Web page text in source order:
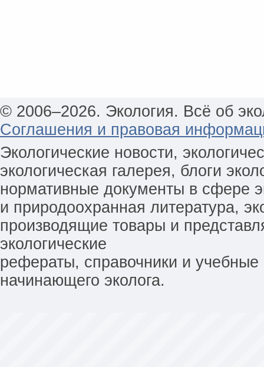
© 2006–2026. Экология. Всё об
Соглашения и правовая
Экологические новости,
экологическая галерея, блоги
нормативные документы в сфере
и природоохранная литература,
производящие товары и
экологические
рефераты, справочники и
начинающего эколога.